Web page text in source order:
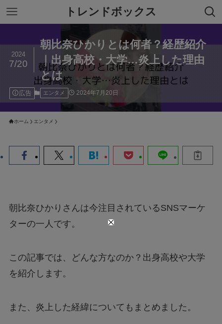
トレンドボックス
朝比奈ひかりとは何者？経歴紹介
｜出身高校・大学…炎上した理由
とは
2024
7/20
広告 エンタメ 2024年7月20日
ホーム エンタメ
朝比奈ひかりさんは今注目されているSNSマーケ
ターの一人です。
この記事では、どんな方なのか？出身高校や大学
を紹介します。
また、炎上した経緯についてもまとめました。